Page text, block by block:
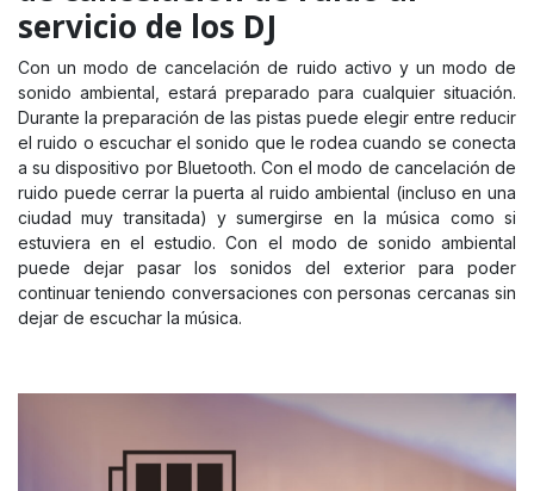
servicio de los DJ
Con un modo de cancelación de ruido activo y un modo de
sonido ambiental, estará preparado para cualquier situación.
Durante la preparación de las pistas puede elegir entre reducir
el ruido o escuchar el sonido que le rodea cuando se conecta
a su dispositivo por Bluetooth. Con el modo de cancelación de
ruido puede cerrar la puerta al ruido ambiental (incluso en una
ciudad muy transitada) y sumergirse en la música como si
estuviera en el estudio. Con el modo de sonido ambiental
puede dejar pasar los sonidos del exterior para poder
continuar teniendo conversaciones con personas cercanas sin
dejar de escuchar la música.